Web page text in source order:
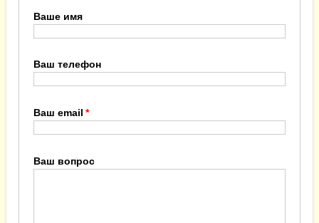
Ваше имя
Ваш телефон
Ваш email
Ваш вопрос